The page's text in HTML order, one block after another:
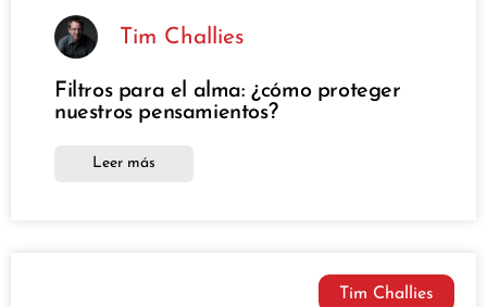
Tim Challies
Filtros para el alma: ¿cómo proteger
nuestros pensamientos?
Leer más
Tim Challies